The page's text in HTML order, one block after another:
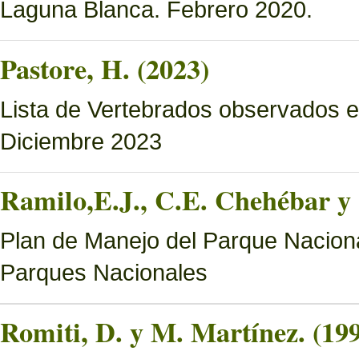
Laguna Blanca. Febrero 2020.
Pastore, H. (2023)
Lista de Vertebrados observados
Diciembre 2023
Ramilo,E.J., C.E. Chehébar
Plan de Manejo del Parque
Parques Nacionales
Romiti, D. y M. Martínez.